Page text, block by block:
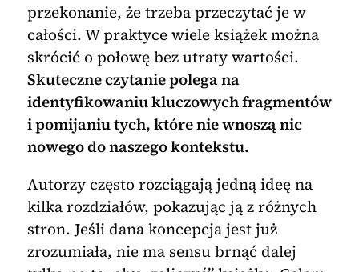
przekonanie, że trzeba przeczytać je w
całości. W praktyce wiele książek można
skrócić o połowę bez utraty wartości.
Skuteczne czytanie polega na
identyfikowaniu kluczowych fragmentów
i pomijaniu tych, które nie wnoszą nic
nowego do naszego kontekstu.
Autorzy często rozciągają jedną ideę na
kilka rozdziałów, pokazując ją z różnych
stron. Jeśli dana koncepcja jest już
zrozumiała, nie ma sensu brnąć dalej